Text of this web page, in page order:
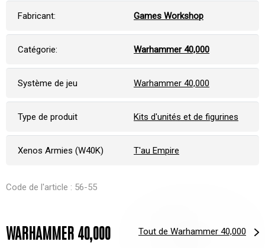
Fabricant: Games Workshop
Catégorie: Warhammer 40,000
Système de jeu Warhammer 40,000
Type de produit Kits d'unités et de figurines
Xenos Armies (W40K) T'au Empire
Code de l'article : 56-55
WARHAMMER 40,000 Tout de Warhammer 40,000